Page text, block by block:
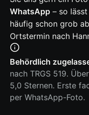
WhatsApp – so
häufig schon grob
Ortstermin nach
Behördlich
nach TRGS 519.
5,0 Sternen. Erste
per WhatsApp-Foto.